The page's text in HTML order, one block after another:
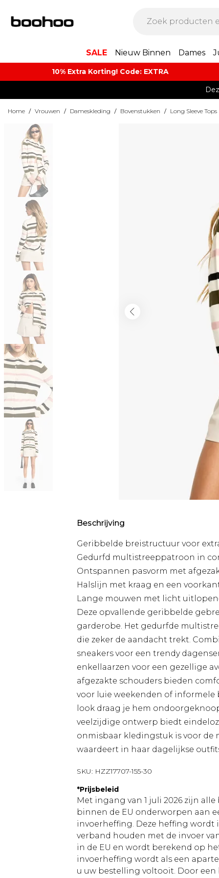
SALE Nieuw Binnen Dames
10% Extra Korting! Code: EXTRA​
Home / Vrouwen / Dameskleding / Bovenstukken / Long Sleeve Tops
Beschrijving
Geribbelde breistructuur voor
Gedurfd multistreeppatroon in
Ontspannen pasvorm met
Halslijn met kraag en een
Lange mouwen met licht
Deze opvallende geribbelde
garderobe. Het gedurfde
die zeker de aandacht trekt.
sneakers voor een trendy
enkellaarzen voor een gezellige
afgezakte schouders bieden
voor luie weekenden of informele
look draag je hem
veelzijdige ontwerp biedt
onmisbaar kledingstuk is voor de
waardeert in haar dagelijkse
SKU: HZZ17707-155-30
*Prijsbeleid
Met ingang van 1 juli 2026 zijn
binnen de EU onderworpen aan
invoerheffing. Deze heffing
verband houden met de invoer
in de EU en wordt berekend op
invoerheffing wordt als een
u uw bestelling voltooit. Door